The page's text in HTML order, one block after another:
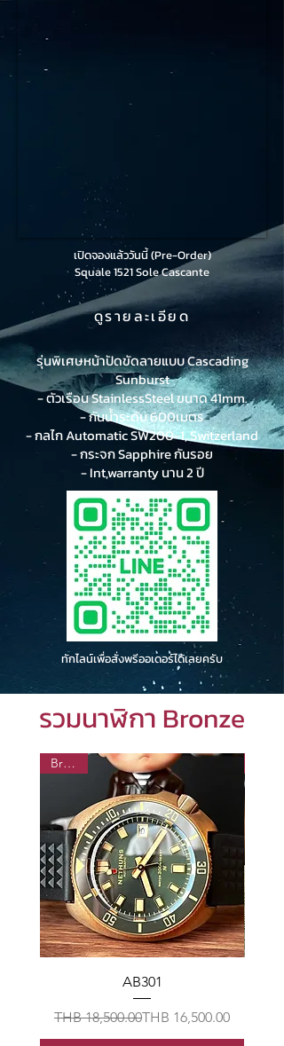
เปิดจองแล้ววันนี้ (Pre-Order)
Squale 1521 Sole Cascante
ดูรายละเอียด
รุ่นพิเศษหน้าปัดขัดลายแบบ Cascading
Sunburst
- ตัวเรือน StainlessSteel ขนาด 41mm.
- กันน้ำระดับ 600เมตร
- กลไก Automatic SW200-1, Switzerland
- กระจก Sapphire กันรอย
- Int,warranty นาน 2 ปี
ทักไลน์เพื่อสั่งพรีออเดอร์ได้เลยครับ
รวมนาฬิกา Bronze
Bronze
AB301
Regular Price
THB 18,500.00Sale Price
THB 16,500.00